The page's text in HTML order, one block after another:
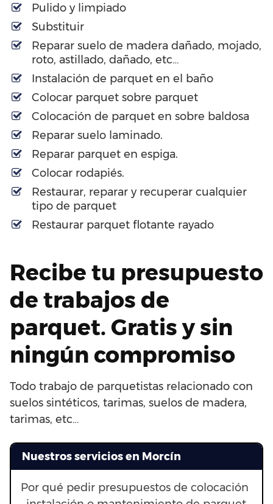
Pulido y limpiado
Substituir
Reparar suelo de madera dañado, mojado,
roto, astillado, dañado, etc…
Instalación de parquet en el baño
Colocar parquet sobre parquet
Colocación de parquet en sobre baldosa
Reparar suelo laminado.
Reparar parquet en espiga.
Colocar rodapiés.
Restaurar, reparar y recuperar cualquier
tipo de parquet
Restaurar parquet flotante rayado
Recibe tu presupuesto
de trabajos de
parquet. Gratis y sin
ningún compromiso
Todo trabajo de parquetistas relacionado con
suelos sintéticos, tarimas, suelos de madera,
tarimas, etc…
Nuestros servicios en Morcín
Por qué pedir presupuestos de colocación